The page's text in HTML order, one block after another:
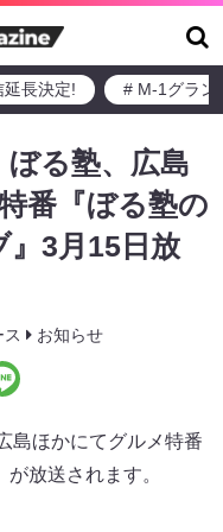
延長決定! # M-1グラン
る塾、広島
番『ぼる塾の
3月15日放
ス お知らせ
島ほかにてグルメ特番
放送されます。